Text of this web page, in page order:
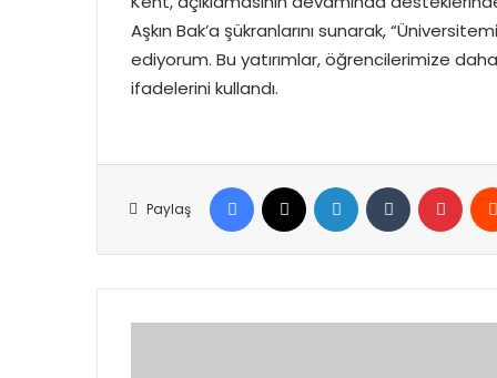
Aşkın Bak’a şükranlarını sunarak,
ediyorum. Bu yatırımlar, öğrencilerimize daha
ifadelerini kullandı.
Paylaş
Facebook LinkedIn Tumblr